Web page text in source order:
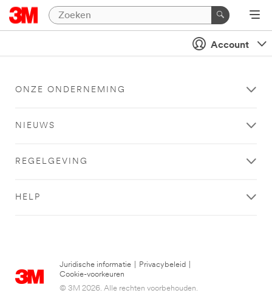
Account
ONZE ONDERNEMING
NIEUWS
REGELGEVING
HELP
Juridische informatie Privacybeleid
Cookie-voorkeuren
© 3M 2026. Alle rechten voorbehouden.